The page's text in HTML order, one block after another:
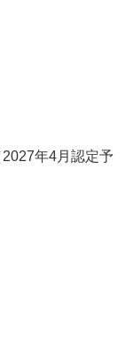
年4月認定予